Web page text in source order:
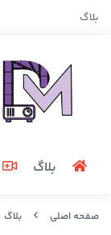
بلاگ
بلاگ
صفحه اصلی بلاگ